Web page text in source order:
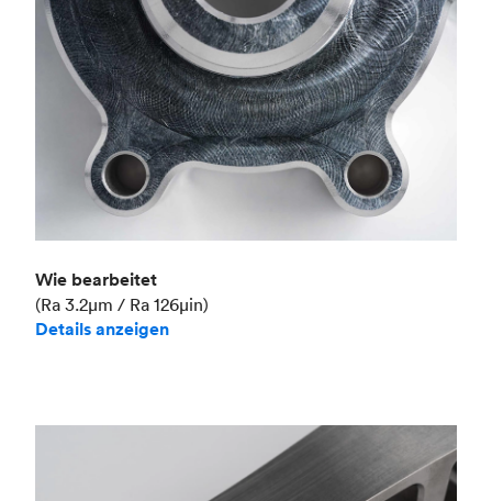
Wie bearbeitet
(Ra 3.2μm / Ra 126μin)
Details anzeigen